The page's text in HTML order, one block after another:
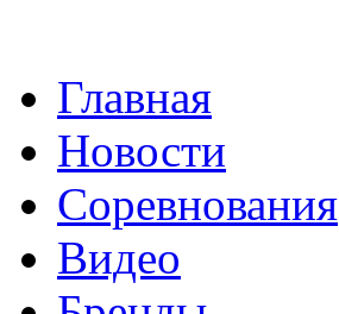
Главная
Новости
Соревнования
Видео